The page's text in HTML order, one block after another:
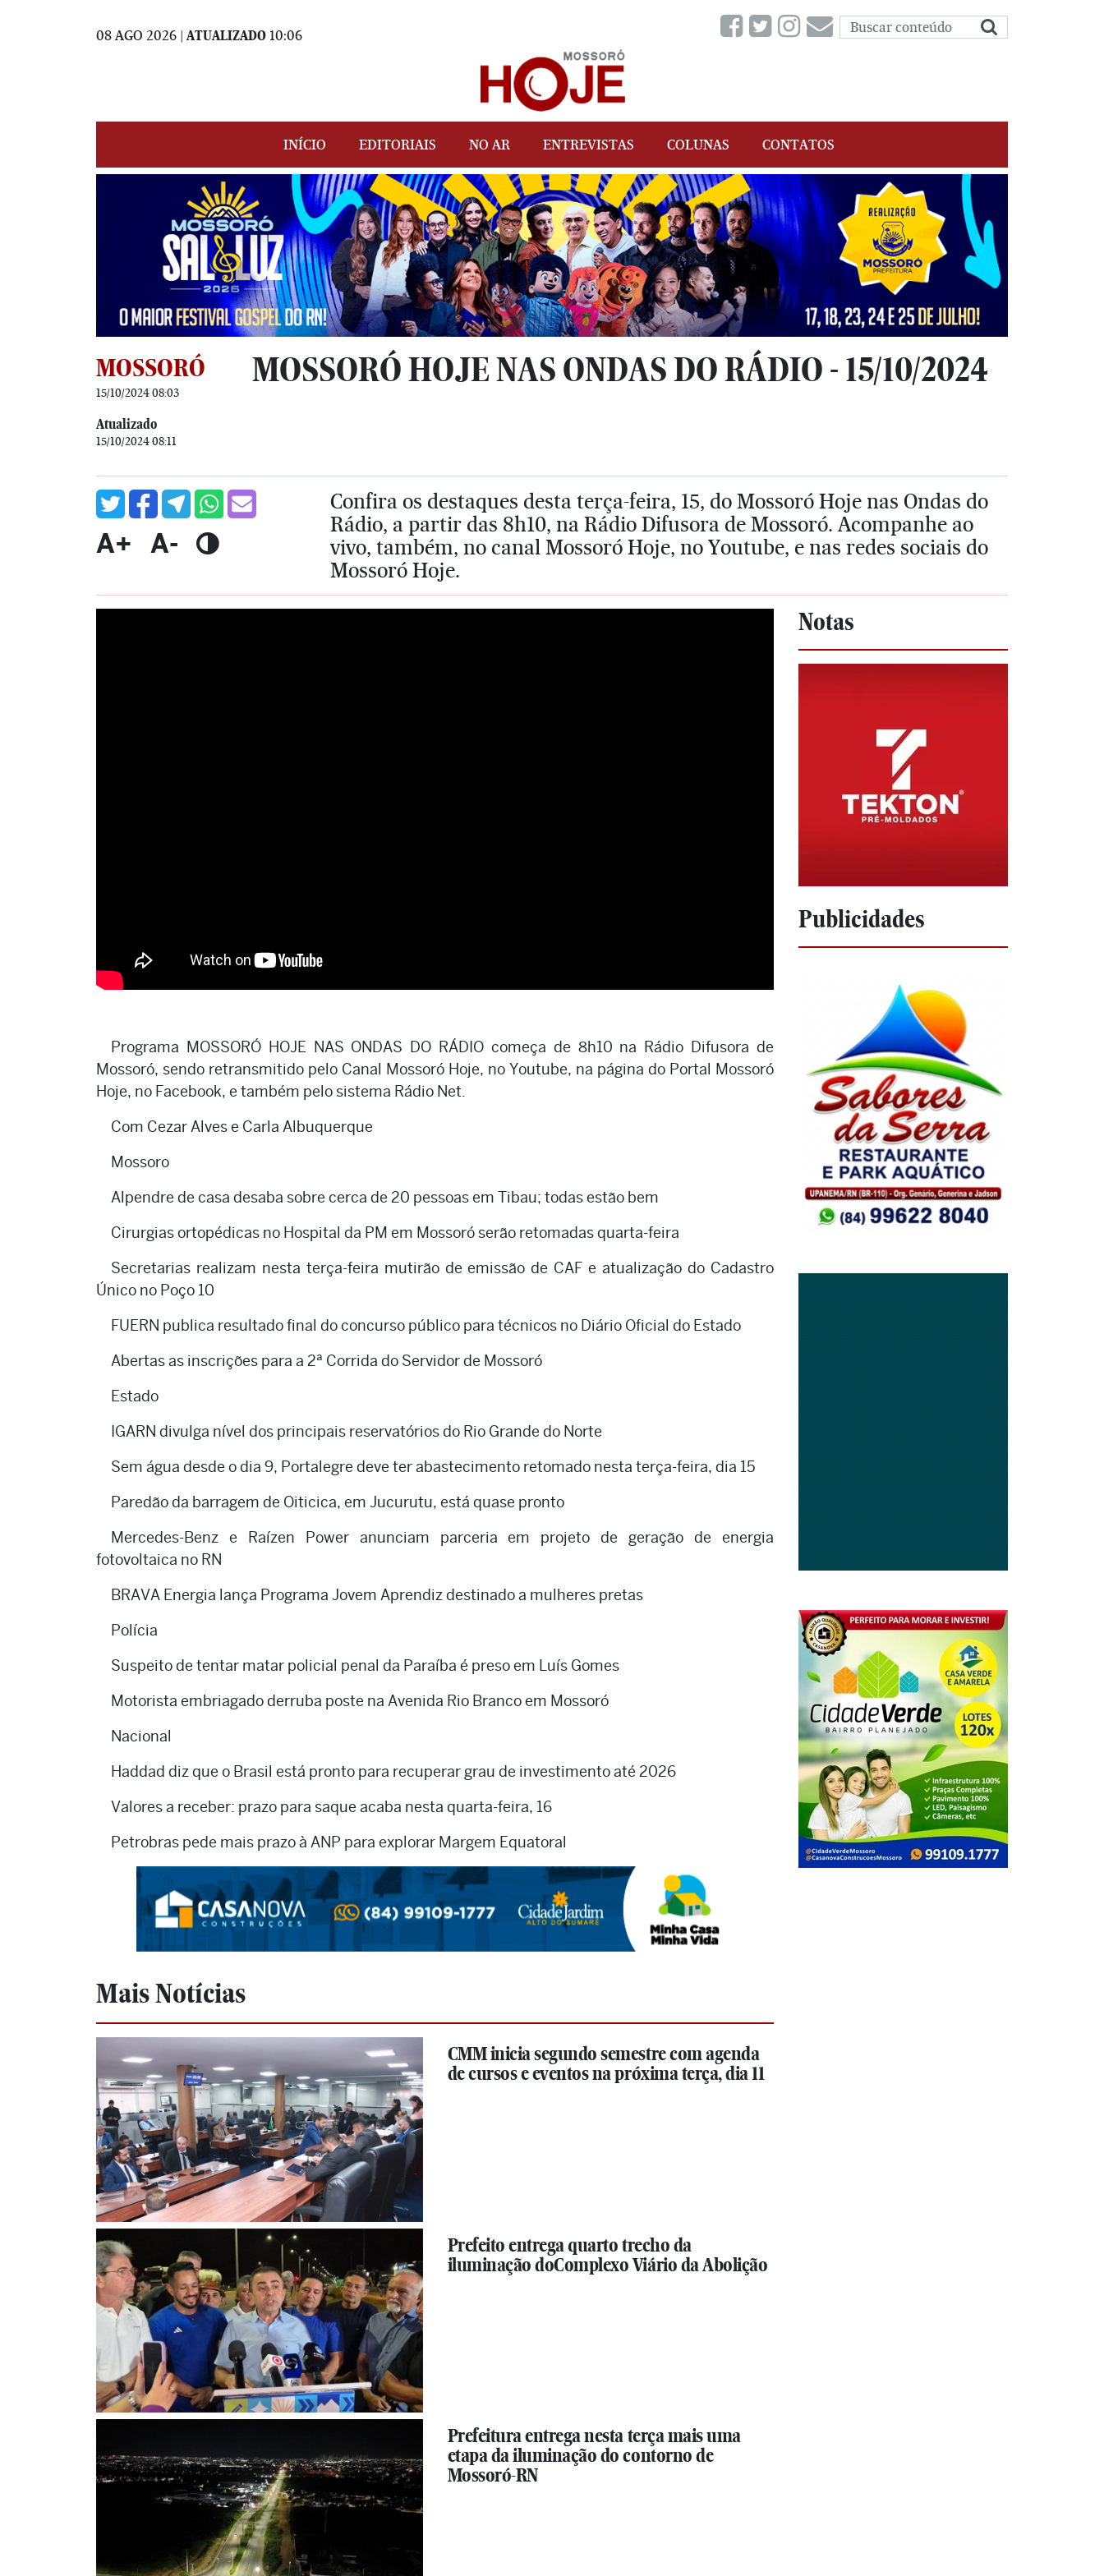
08 AGO 2026 | ATUALIZADO 10:06
INÍCIO EDITORIAIS NO AR ENTREVISTAS COLUNAS CONTATOS
MOSSORÓ
15/10/2024 08:03
Atualizado
15/10/2024 08:11
MOSSORÓ HOJE NAS ONDAS DO RÁDIO - 15/10/2024
A+ A-
Confira os destaques desta terça-feira, 15, do Mossoró Hoje nas Ondas do
Rádio, a partir das 8h10, na Rádio Difusora de Mossoró. Acompanhe ao
vivo, também, no canal Mossoró Hoje, no Youtube, e nas redes sociais do
Mossoró Hoje.
Programa MOSSORÓ HOJE NAS ONDAS DO RÁDIO começa de 8h10 na Rádio Difusora de
Mossoró, sendo retransmitido pelo Canal Mossoró Hoje, no Youtube, na página do Portal Mossoró
Hoje, no Facebook, e também pelo sistema Rádio Net.
Com Cezar Alves e Carla Albuquerque
Mossoro
Alpendre de casa desaba sobre cerca de 20 pessoas em Tibau; todas estão bem
Cirurgias ortopédicas no Hospital da PM em Mossoró serão retomadas quarta-feira
Secretarias realizam nesta terça-feira mutirão de emissão de CAF e atualização do Cadastro
Único no Poço 10
FUERN publica resultado final do concurso público para técnicos no Diário Oficial do Estado
Abertas as inscrições para a 2ª Corrida do Servidor de Mossoró
Estado
IGARN divulga nível dos principais reservatórios do Rio Grande do Norte
Sem água desde o dia 9, Portalegre deve ter abastecimento retomado nesta terça-feira, dia 15
Paredão da barragem de Oiticica, em Jucurutu, está quase pronto
Mercedes-Benz e Raízen Power anunciam parceria em projeto de geração de energia
fotovoltaica no RN
BRAVA Energia lança Programa Jovem Aprendiz destinado a mulheres pretas
Polícia
Suspeito de tentar matar policial penal da Paraíba é preso em Luís Gomes
Motorista embriagado derruba poste na Avenida Rio Branco em Mossoró
Nacional
Haddad diz que o Brasil está pronto para recuperar grau de investimento até 2026
Valores a receber: prazo para saque acaba nesta quarta-feira, 16
Petrobras pede mais prazo à ANP para explorar Margem Equatoral
Mais Notícias
CMM inicia segundo semestre com agenda
de cursos e eventos na próxima terça, dia 11
Prefeito entrega quarto trecho da
iluminação doComplexo Viário da Abolição
Prefeitura entrega nesta terça mais uma
etapa da iluminação do contorno de
Mossoró-RN
Notas
Publicidades